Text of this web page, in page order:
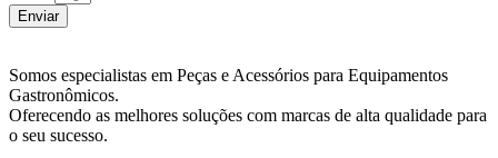
Enviar
Somos especialistas em Peças e Acessórios para Equipamentos
Gastronômicos.
Oferecendo as melhores soluções com marcas de alta qualidade para
o seu sucesso.